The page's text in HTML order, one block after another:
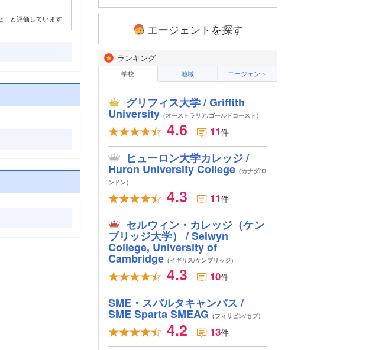
！と評価しています
エージェントを探す
ランキング
学校 地域 エージェント
グリフィス大学 / Griffith
University（オーストラリア/ゴールドコースト）
4.6 11件
ヒューロン大学カレッジ /
Huron University College（カナダ/ロ
ンドン）
4.3 11件
セルウィン・カレッジ（ケン
ブリッジ大学） / Selwyn
College, University of
Cambridge（イギリス/ケンブリッジ）
4.3 10件
SME・スパルタキャンパス /
SME Sparta SMEAG （フィリピン/セブ）
4.2 13件